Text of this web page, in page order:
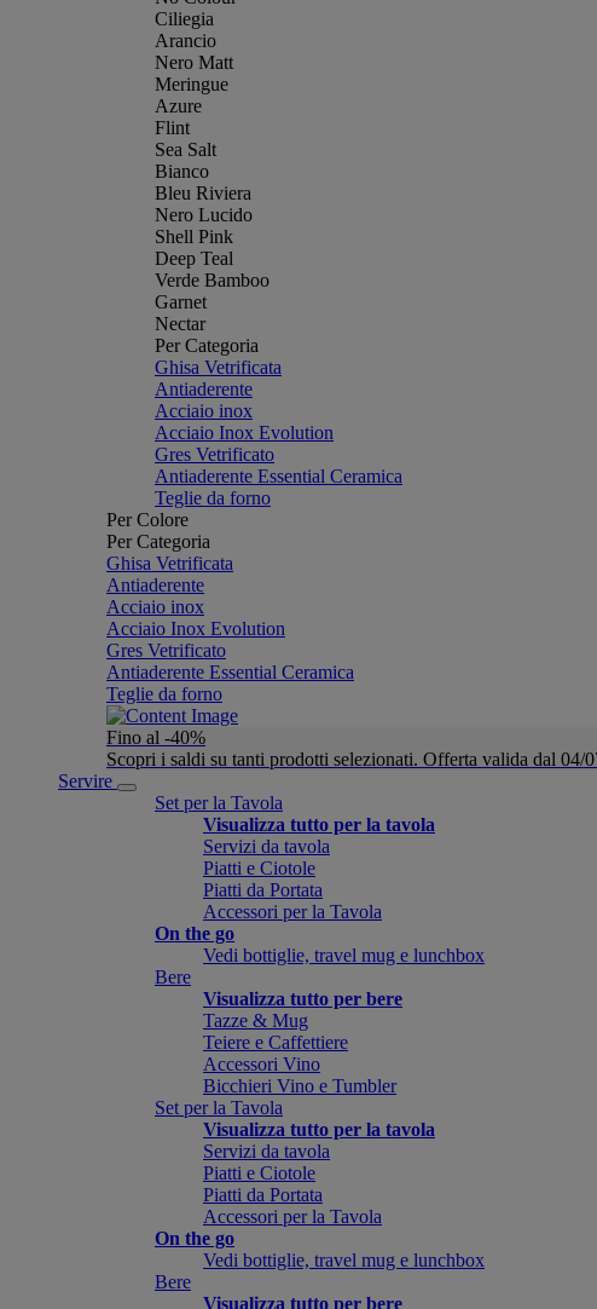
Ciliegia
Arancio
Nero Matt
Meringue
Azure
Flint
Sea Salt
Bianco
Bleu Riviera
Nero Lucido
Shell Pink
Deep Teal
Verde Bamboo
Garnet
Nectar
Per Categoria
Ghisa Vetrificata
Antiaderente
Acciaio inox
Acciaio Inox Evolution
Gres Vetrificato
Antiaderente Essential Ceramica
Teglie da forno
Per Colore
Per Categoria
Ghisa Vetrificata
Antiaderente
Acciaio inox
Acciaio Inox Evolution
Gres Vetrificato
Antiaderente Essential Ceramica
Teglie da forno
Fino al -40%
Scopri i saldi su tanti prodotti selezionati. Offerta valida dal 04/
Servire
Set per la Tavola
Visualizza tutto per la tavola
Servizi da tavola
Piatti e Ciotole
Piatti da Portata
Accessori per la Tavola
On the go
Vedi bottiglie, travel mug e lunchbox
Bere
Visualizza tutto per bere
Tazze & Mug
Teiere e Caffettiere
Accessori Vino
Bicchieri Vino e Tumbler
Set per la Tavola
Visualizza tutto per la tavola
Servizi da tavola
Piatti e Ciotole
Piatti da Portata
Accessori per la Tavola
On the go
Vedi bottiglie, travel mug e lunchbox
Bere
Visualizza tutto per bere